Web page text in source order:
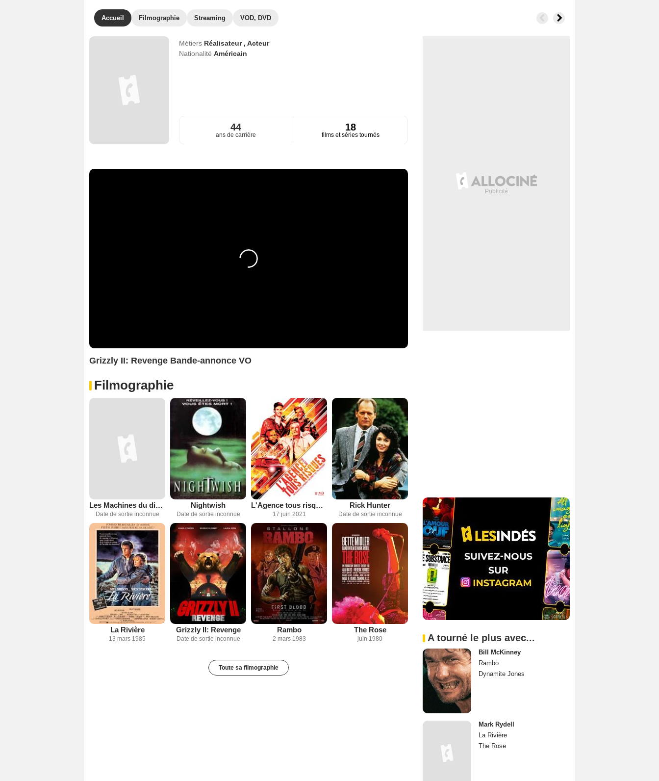
Accueil Filmographie Streaming VOD, DVD
Métiers Réalisateur , Acteur
Nationalité Américain
44
ans de carrière
18
films et séries tournés
Grizzly II: Revenge Bande-annonce VO
Filmographie
Les Machines du diable
Date de sortie inconnue
Nightwish
Date de sortie inconnue
L'Agence tous risques
17 juin 2021
Rick Hunter
Date de sortie inconnue
La Rivière
13 mars 1985
Grizzly II: Revenge
Date de sortie inconnue
Rambo
2 mars 1983
The Rose
juin 1980
Toute sa filmographie
A tourné le plus avec...
Bill McKinney
Rambo
Dynamite Jones
Mark Rydell
La Rivière
The Rose